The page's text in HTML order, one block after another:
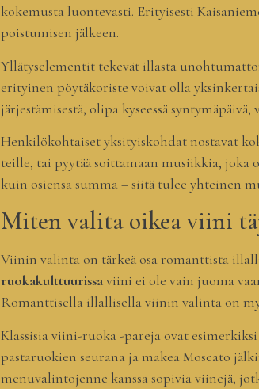
kokemusta luontevasti. Erityisesti
poistumisen jälkeen.
Yllätyselementit tekevät illasta
erityinen pöytäkoriste voivat olla
järjestämisestä, olipa kyseessä
Henkilökohtaiset yksityiskohdat nostavat
teille, tai pyytää soittamaan musiikkia, joka
kuin osiensa summa – siitä tulee yhteinen
Miten valita oikea viini
Viinin valinta on tärkeä osa romanttista
ruokakulttuurissaviini ei ole vain juoma
Romanttisella illallisella viinin valinta on
Klassisia viini-ruoka -pareja ovat
pastaruokien seurana ja makea Moscato
menuvalintojenne kanssa sopivia viinejä,